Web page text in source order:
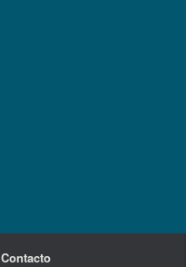
Contacto